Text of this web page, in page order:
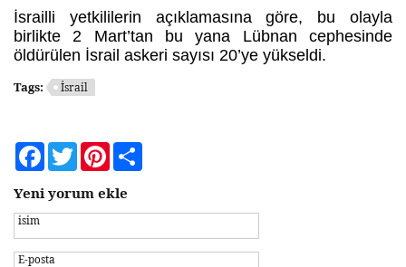
İsrailli yetkililerin açıklamasına göre, bu olayla
birlikte 2 Mart’tan bu yana Lübnan cephesinde
öldürülen İsrail askeri sayısı 20’ye yükseldi.
Tags: İsrail
FacebookTwitterPinterest
Yeni yorum ekle
isim
E-posta